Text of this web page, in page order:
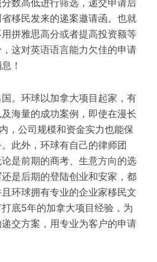
移民发来的递案邀请函。也就
拼雅思高分或者提高投资额等
这对英语语言能力欠佳的申请
！
。环球以加拿大项目起家，有
海量的成功案例，即使在漫长
，公司规模和资金实力也能保
此外，环球有自己的律师团
是前期的商考、生意方向的选
是后期的登陆创业和安家，都
环球拥有专业的企业家移民文
底5年的加拿大项目经验，为
交方案，用专业为客户的申请